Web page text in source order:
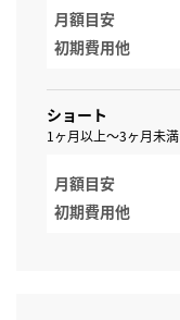
月額目安
初期費用他
ショート
1ヶ月以上～3ヶ月未満
月額目安
初期費用他